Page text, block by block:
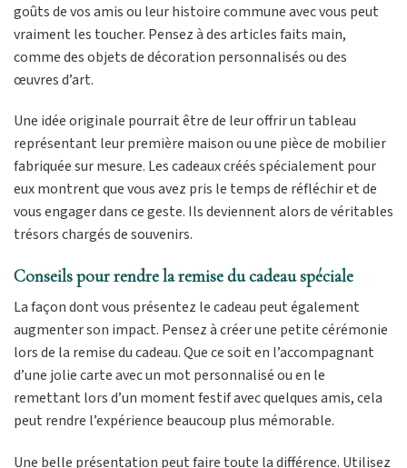
goûts de vos amis ou leur histoire commune avec vous peut
vraiment les toucher. Pensez à des articles faits main,
comme des objets de décoration personnalisés ou des
œuvres d’art.
Une idée originale pourrait être de leur offrir un tableau
représentant leur première maison ou une pièce de mobilier
fabriquée sur mesure. Les cadeaux créés spécialement pour
eux montrent que vous avez pris le temps de réfléchir et de
vous engager dans ce geste. Ils deviennent alors de véritables
trésors chargés de souvenirs.
Conseils pour rendre la remise du cadeau spéciale
La façon dont vous présentez le cadeau peut également
augmenter son impact. Pensez à créer une petite cérémonie
lors de la remise du cadeau. Que ce soit en l’accompagnant
d’une jolie carte avec un mot personnalisé ou en le
remettant lors d’un moment festif avec quelques amis, cela
peut rendre l’expérience beaucoup plus mémorable.
Une belle présentation peut faire toute la différence. Utilisez